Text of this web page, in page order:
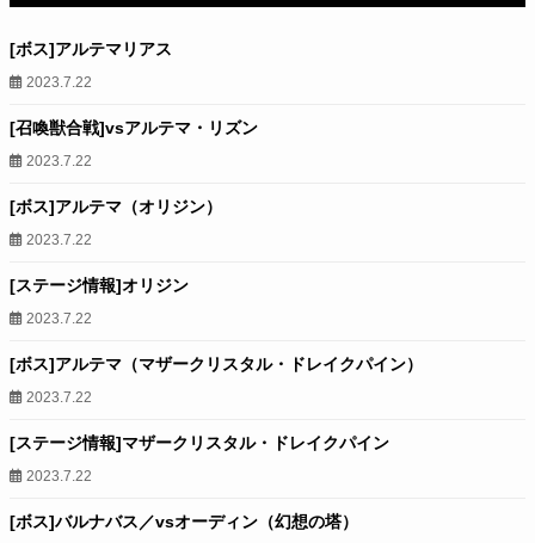
[ボス]アルテマリアス
2023.7.22
[召喚獣合戦]vsアルテマ・リズン
2023.7.22
[ボス]アルテマ（オリジン）
2023.7.22
[ステージ情報]オリジン
2023.7.22
[ボス]アルテマ（マザークリスタル・ドレイクパイン）
2023.7.22
[ステージ情報]マザークリスタル・ドレイクパイン
2023.7.22
[ボス]バルナバス／vsオーディン（幻想の塔）